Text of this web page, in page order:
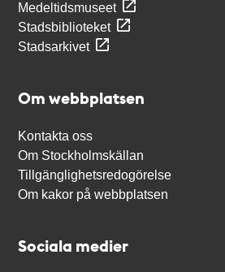
Medeltidsmuseet
Stadsbiblioteket
Stadsarkivet
Om webbplatsen
Kontakta oss
Om Stockholmskällan
Tillgänglighetsredogörelse
Om kakor på webbplatsen
Sociala medier